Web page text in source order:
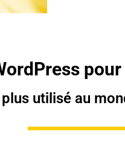
utilisé au